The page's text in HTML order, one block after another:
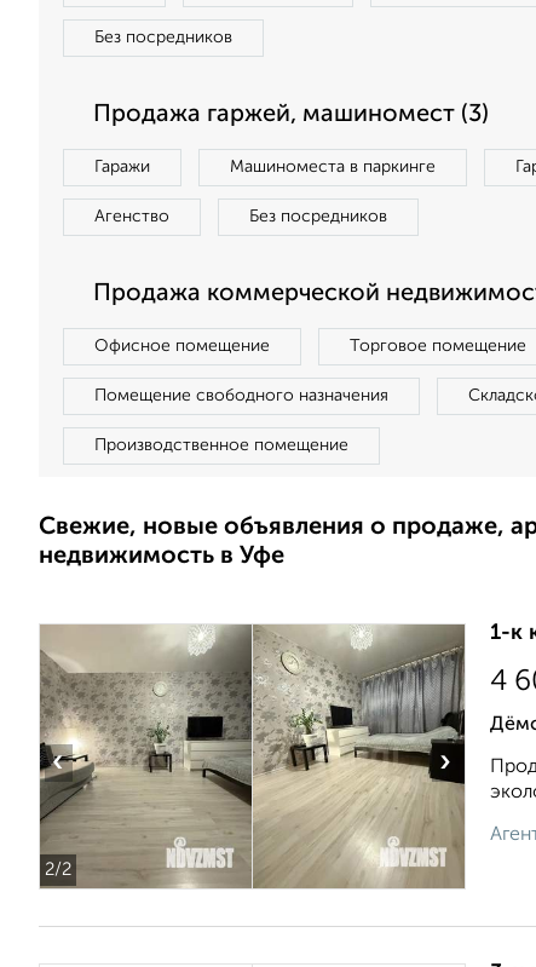
Без посредников
Продажа гаржей, машиномест (3)
Гаражи Машиноместа в паркинге
Агенство Без посредников
Продажа коммерческой
Офисное помещение Торговое помещение
Помещение свободного назначения
Производственное помещение
Свежие, новые объявления о продаже,
недвижимость в Уфе
2/2
‹ ›
1-к
4